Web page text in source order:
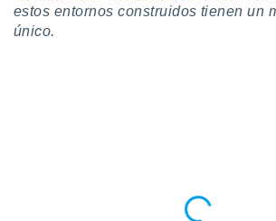
u
estos entornos construidos tienen un
único.